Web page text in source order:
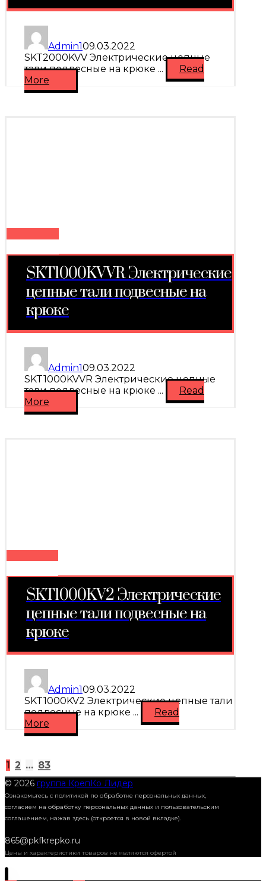
Admin109.03.2022
SKT2000KVV Электрические цепные
тали подвесные на крюке ...
Read
More
SKT1000KVVR Электрические
цепные тали подвесные на
крюке
Admin109.03.2022
SKT1000KVVR Электрические цепные
тали подвесные на крюке ...
Read
More
SKT1000KV2 Электрические
цепные тали подвесные на
крюке
Admin109.03.2022
SKT1000KV2 Электрические цепные тали
подвесные на крюке ...
Read
More
Пагинация
записей
1 2 … 83
© 2026 группа КрепКо Лидер
Ознакомьтесь с политикой по обработке персональных данных,
согласием на обработку персональных данных и пользовательским
соглашением, нажав здесь (откроется в новой вкладке).
865@pkfkrepko.ru
Цены и характеристики товаров не являются офертой